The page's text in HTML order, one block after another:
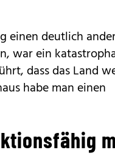
einen deutlich
war ein
dass das Land
habe man einen